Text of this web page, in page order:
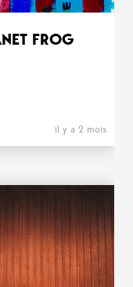
FROG
il y a 2 mois